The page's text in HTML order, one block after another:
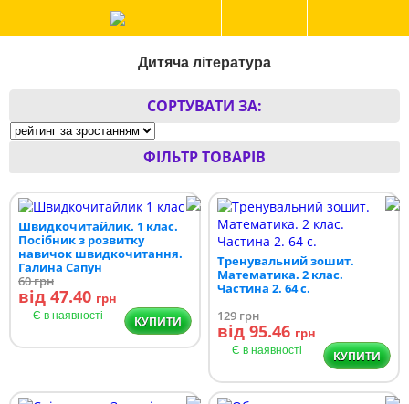
Дитяча література
СОРТУВАТИ ЗА:
ФІЛЬТР ТОВАРІВ
Швидкочитайлик. 1 клас.
Посібник з розвитку
навичок швидкочитання.
Галина Сапун
60грн
від 47.40 грн
Є в наявності КУПИТИ
Тренувальний зошит.
Математика. 2 клас.
Частина 2. 64 с.
129грн
від 95.46 грн
Є в наявності КУПИТИ